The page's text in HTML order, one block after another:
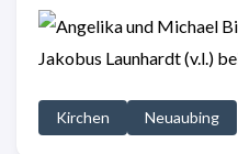
Kirchen Neuaubing